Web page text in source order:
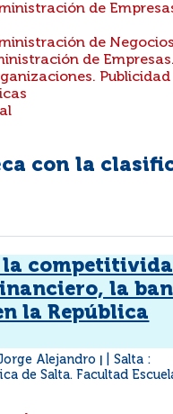
de
de Negocios
de
con la
la
la
la República
Alejandro
Salta :
de Salta. Facultad